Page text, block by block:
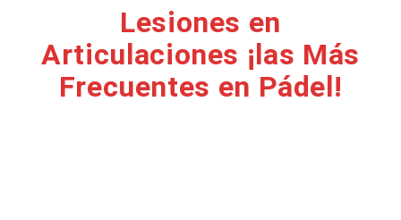
Lesiones en
Articulaciones ¡las Más
Frecuentes en Pádel!